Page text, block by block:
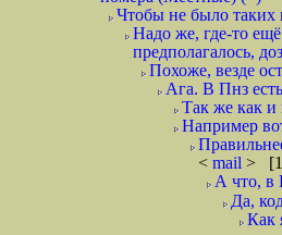
Чтобы не было таких
Надо же, где-то
предполагалось,
Похоже, везде
Ага. В Пнз
Так же как и
Например
< mail >
А что, в
Да,
Как